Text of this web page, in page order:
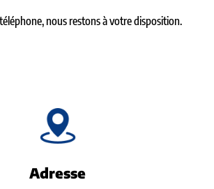
nous restons à votre disposition.
Adresse